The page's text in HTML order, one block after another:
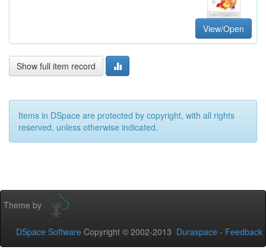
View/Open
Show full item record
Items in DSpace are protected by copyright, with all rights
reserved, unless otherwise indicated.
Theme by
DSpace Software Copyright © 2002-2013 Duraspace - Feedback